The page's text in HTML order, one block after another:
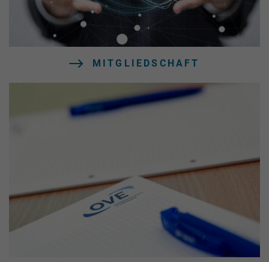
MITGLIEDSCHAFT